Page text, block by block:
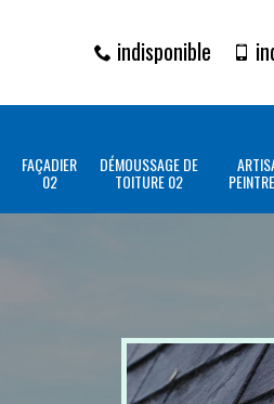
indisponible
FAÇADIER
02
DÉMOUSSAGE DE
TOITURE 02